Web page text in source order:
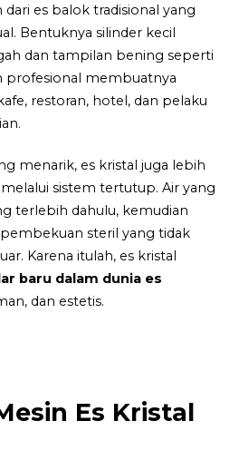
dari es balok tradisional yang
Bentuknya silinder kecil
dan tampilan bening seperti
profesional membuatnya
restoran, hotel, dan pelaku
menarik, es kristal juga lebih
sistem tertutup. Air yang
terlebih dahulu, kemudian
steril yang tidak
Karena itulah, es kristal
baru dalam dunia es
dan estetis.
Es Kristal